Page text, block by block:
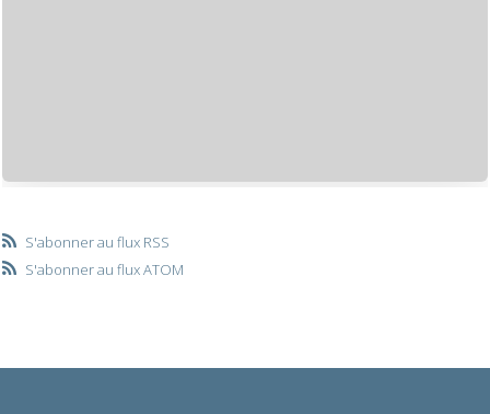
S'abonner au flux RSS
S'abonner au flux ATOM